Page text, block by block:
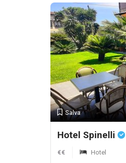
Salva
Hotel Spinelli
€€ Hotel